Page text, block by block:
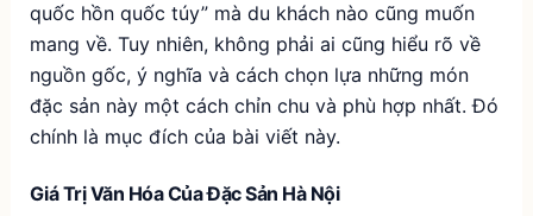
quốc hồn quốc túy” mà du khách nào cũng muốn
mang về. Tuy nhiên, không phải ai cũng hiểu rõ về
nguồn gốc, ý nghĩa và cách chọn lựa những món
đặc sản này một cách chỉn chu và phù hợp nhất. Đó
chính là mục đích của bài viết này.
Giá Trị Văn Hóa Của Đặc Sản Hà Nội